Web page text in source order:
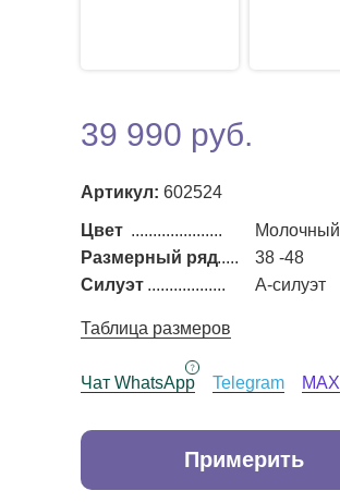
Артикул: 602524
Цвет
Размерный ряд
Молочный
38 -48
.....................
......
Примерить
Силуэт А-силуэт
..................
39 990 руб.
Таблица размеров
Чат WhatsApp Telegram MAX